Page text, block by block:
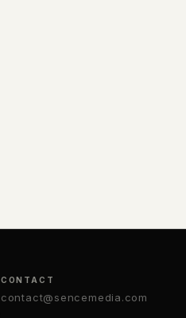
CONTACT
contact@sencemedia.com